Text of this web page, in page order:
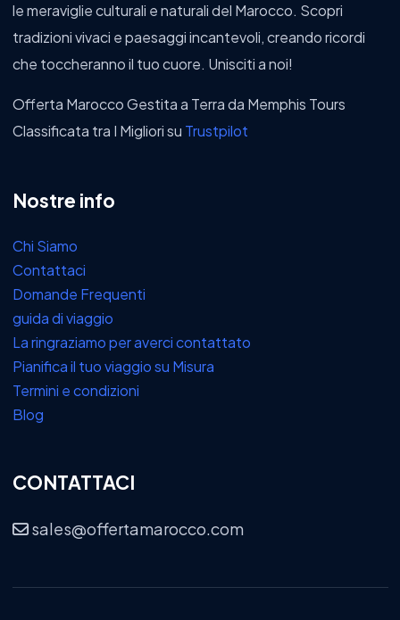
le meraviglie culturali e naturali del Marocco. Scopri
tradizioni vivaci e paesaggi incantevoli, creando ricordi
che toccheranno il tuo cuore. Unisciti a noi!
Offerta Marocco Gestita a Terra da Memphis Tours
Classificata tra I Migliori su Trustpilot
Nostre info
Chi Siamo
Contattaci
Domande Frequenti
guida di viaggio
La ringraziamo per averci contattato
Pianifica il tuo viaggio su Misura
Termini e condizioni
Blog
CONTATTACI
sales@offertamarocco.com